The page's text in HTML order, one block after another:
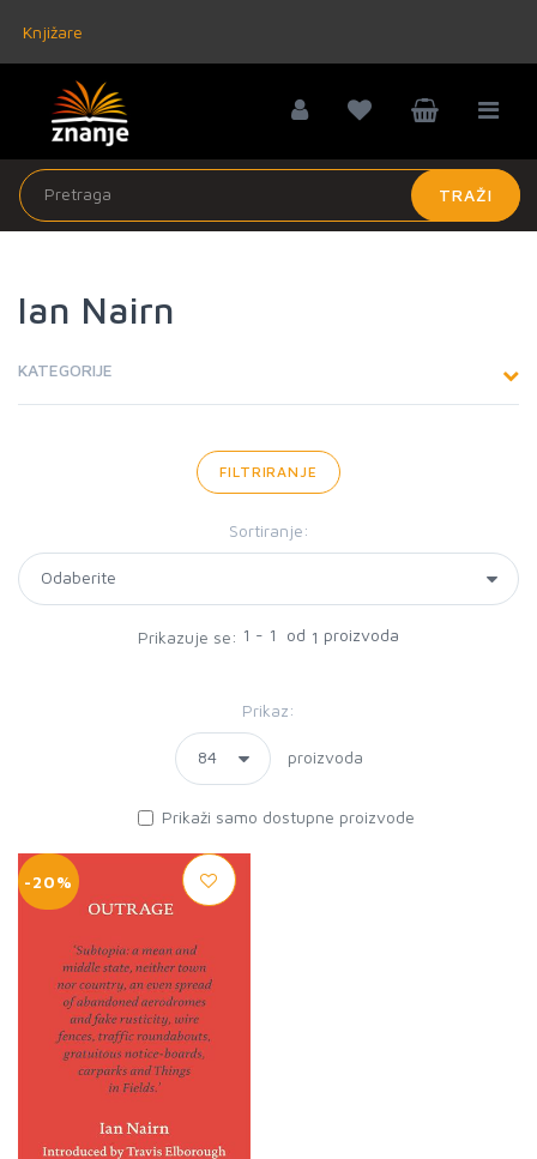
Knjižare
TRAŽI
Ian Nairn
KATEGORIJE
FILTRIRANJE
Sortiranje:
Prikazuje se: 1 - 1 od 1 proizvoda
Prikaz:
proizvoda
Prikaži samo dostupne proizvode
-20%